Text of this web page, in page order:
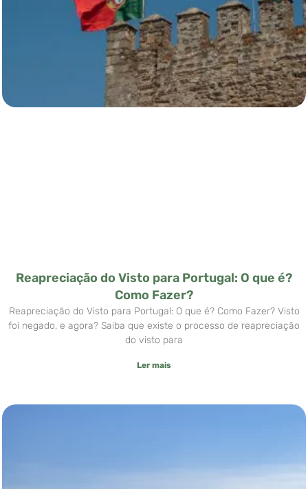
Reapreciação do Visto para Portugal: O que é?
Como Fazer?
Reapreciação do Visto para Portugal: O que é? Como Fazer? Visto
foi negado, e agora? Saiba que existe o processo de reapreciação
do visto para
Ler mais